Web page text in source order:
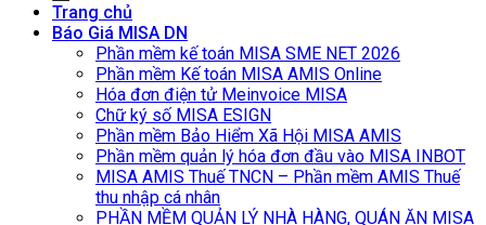
Trang chủ
Báo Giá MISA DN
Phần mềm kế toán MISA SME NET 2026
Phần mềm Kế toán MISA AMIS Online
Hóa đơn điện tử Meinvoice MISA
Chữ ký số MISA ESIGN
Phần mềm Bảo Hiểm Xã Hội MISA AMIS
Phần mềm quản lý hóa đơn đầu vào MISA INBOT
MISA AMIS Thuế TNCN – Phần mềm AMIS Thuế
thu nhập cá nhân
PHẦN MỀM QUẢN LÝ NHÀ HÀNG, QUÁN ĂN MISA